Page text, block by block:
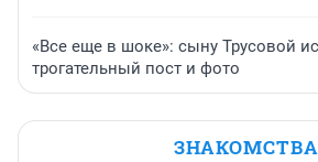
«Все еще в шоке»: сыну Трусовой
трогательный пост и фото
ЗНАКОМСТВА